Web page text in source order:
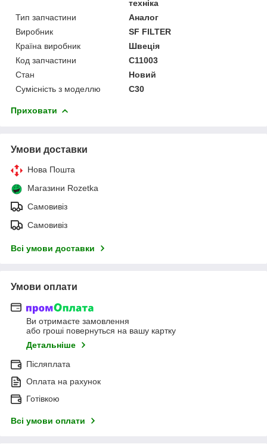
техніка
Тип запчастини
Аналог
Виробник
SF FILTER
Країна виробник
Швеція
Код запчастини
C11003
Стан
Новий
Сумісність з моделлю
C30
Приховати
Умови доставки
Нова Пошта
Магазини Rozetka
Самовивіз
Самовивіз
Всі умови доставки
Умови оплати
Ви отримаєте замовлення
або гроші повернуться на вашу картку
Детальніше
Післяплата
Оплата на рахунок
Готівкою
Всі умови оплати